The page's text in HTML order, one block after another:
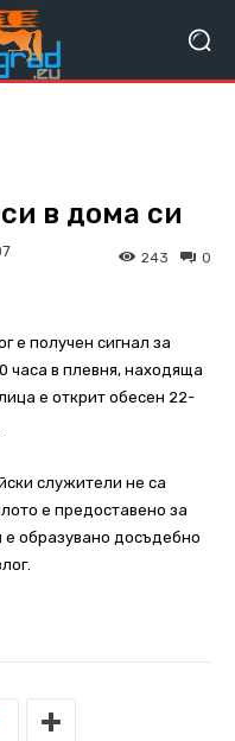
в дома си
0
243
е получен сигнал за
часа в плевня, находяща
е открит обесен 22-
служители не са
е предоставено за
е образувано досъдебно